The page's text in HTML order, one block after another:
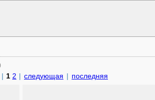
| 1 2 | следующая | последняя